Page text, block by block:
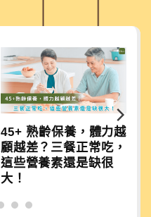
45+ 熟齡保養，體力越
顧越差？三餐正常吃，
這些營養素還是缺很
大！